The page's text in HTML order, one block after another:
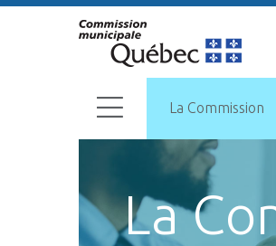
La Commission
La